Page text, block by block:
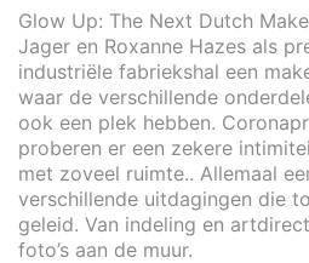
Glow Up: The Next Dutch
Jager en Roxanne Hazes als
industriële fabriekshal een
waar de verschillende
ook een plek hebben.
proberen er een zekere
met zoveel ruimte.. Allemaal
verschillende uitdagingen die
geleid. Van indeling en
foto’s aan de muur.